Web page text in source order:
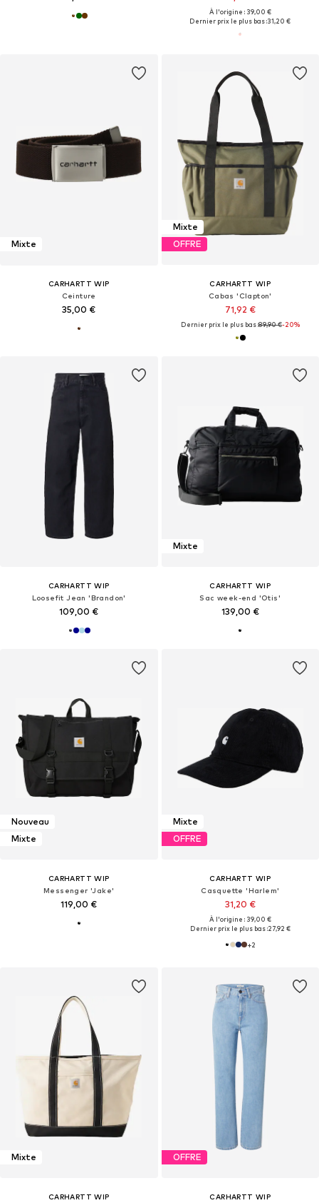
À l'origine : 39,00 €
Dernier prix le plus bas :31,20 €
Mixte
CARHARTT WIP
Ceinture
35,00 €
Mixte
OFFRE
CARHARTT WIP
Cabas 'Clapton'
71,92 €
Dernier prix le plus bas :89,90 €-20%
CARHARTT WIP
Loosefit Jean 'Brandon'
109,00 €
Mixte
CARHARTT WIP
Sac week-end 'Otis'
139,00 €
Nouveau
Mixte
CARHARTT WIP
Messenger 'Jake'
119,00 €
Mixte
OFFRE
CARHARTT WIP
Casquette 'Harlem'
31,20 €
À l'origine : 39,00 €
Dernier prix le plus bas :27,92 €
+2
Mixte
CARHARTT WIP
OFFRE
CARHARTT WIP